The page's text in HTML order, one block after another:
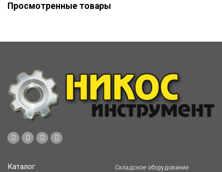
Просмотренные товары
Каталог
Складское оборудование